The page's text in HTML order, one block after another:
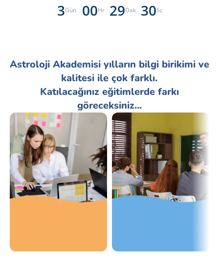
3Gün 00Hr 29Dak 29Sc
Astroloji Akademisi yılların bilgi birikimi ve
kalitesi ile çok farklı.
Katılacağınız eğitimlerde farkı
göreceksiniz...